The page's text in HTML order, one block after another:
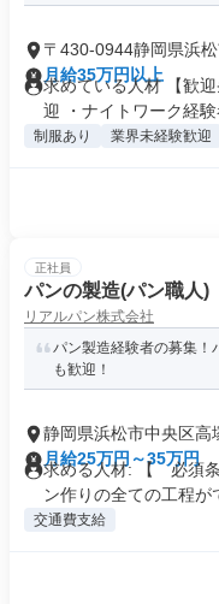
〒430-0944静岡県浜
月給35万円以上
求めている人材 【歓
迎 ・ナイトワーク経験
制服あり 業界未経験歓迎
正社員
パンの製造(パン職人)
リアルパン株式会社
パン製造経験者の募集！
も歓迎！
静岡県浜松市中央区高
月給25万円～35万円
求める人材: 【 必須
ン作りの全ての工程が
交通費支給